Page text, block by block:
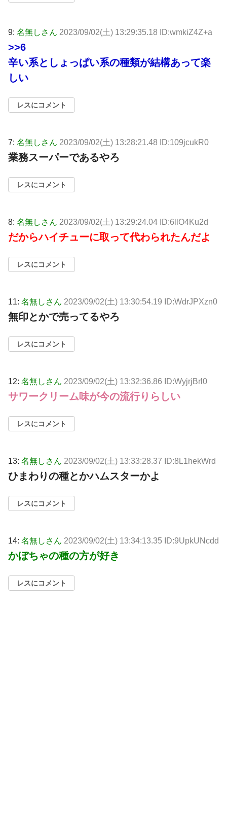
9: 名無しさん 2023/09/02(土) 13:29:35.18 ID:wmkiZ4Z+a
>>6
辛い系としょっぱい系の種類が結構あって楽
しい
レスにコメント
7: 名無しさん 2023/09/02(土) 13:28:21.48 ID:109jcukR0
業務スーパーであるやろ
レスにコメント
8: 名無しさん 2023/09/02(土) 13:29:24.04 ID:6llO4Ku2d
だからハイチューに取って代わられたんだよ
レスにコメント
11: 名無しさん 2023/09/02(土) 13:30:54.19 ID:WdrJPXzn0
無印とかで売ってるやろ
レスにコメント
12: 名無しさん 2023/09/02(土) 13:32:36.86 ID:WyjrjBrl0
サワークリーム味が今の流行りらしい
レスにコメント
13: 名無しさん 2023/09/02(土) 13:33:28.37 ID:8L1hekWrd
ひまわりの種とかハムスターかよ
レスにコメント
14: 名無しさん 2023/09/02(土) 13:34:13.35 ID:9UpkUNcdd
かぼちゃの種の方が好き
レスにコメント